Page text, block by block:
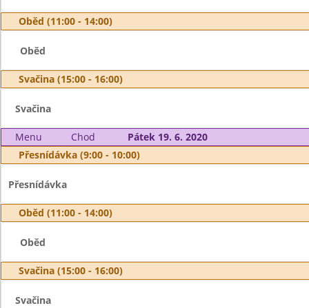
Oběd (11:00 - 14:00)
Oběd
Svačina (15:00 - 16:00)
Svačina
Menu Chod
Pátek 19. 6. 2020
Přesnídávka (9:00 - 10:00)
Přesnídávka
Oběd (11:00 - 14:00)
Oběd
Svačina (15:00 - 16:00)
Svačina